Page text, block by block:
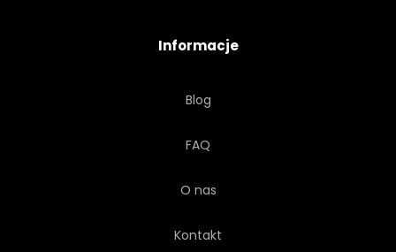
Informacje
Blog
FAQ
O nas
Kontakt